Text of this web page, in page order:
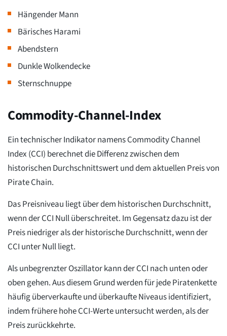
Hängender Mann
Bärisches Harami
Abendstern
Dunkle Wolkendecke
Sternschnuppe
Commodity-Channel-Index
Ein technischer Indikator namens Commodity Channel
Index (CCI) berechnet die Differenz zwischen dem
historischen Durchschnittswert und dem aktuellen Preis von
Pirate Chain.
Das Preisniveau liegt über dem historischen Durchschnitt,
wenn der CCI Null überschreitet. Im Gegensatz dazu ist der
Preis niedriger als der historische Durchschnitt, wenn der
CCI unter Null liegt.
Als unbegrenzter Oszillator kann der CCI nach unten oder
oben gehen. Aus diesem Grund werden für jede Piratenkette
häufig überverkaufte und überkaufte Niveaus identifiziert,
indem frühere hohe CCI-Werte untersucht werden, als der
Preis zurückkehrte.